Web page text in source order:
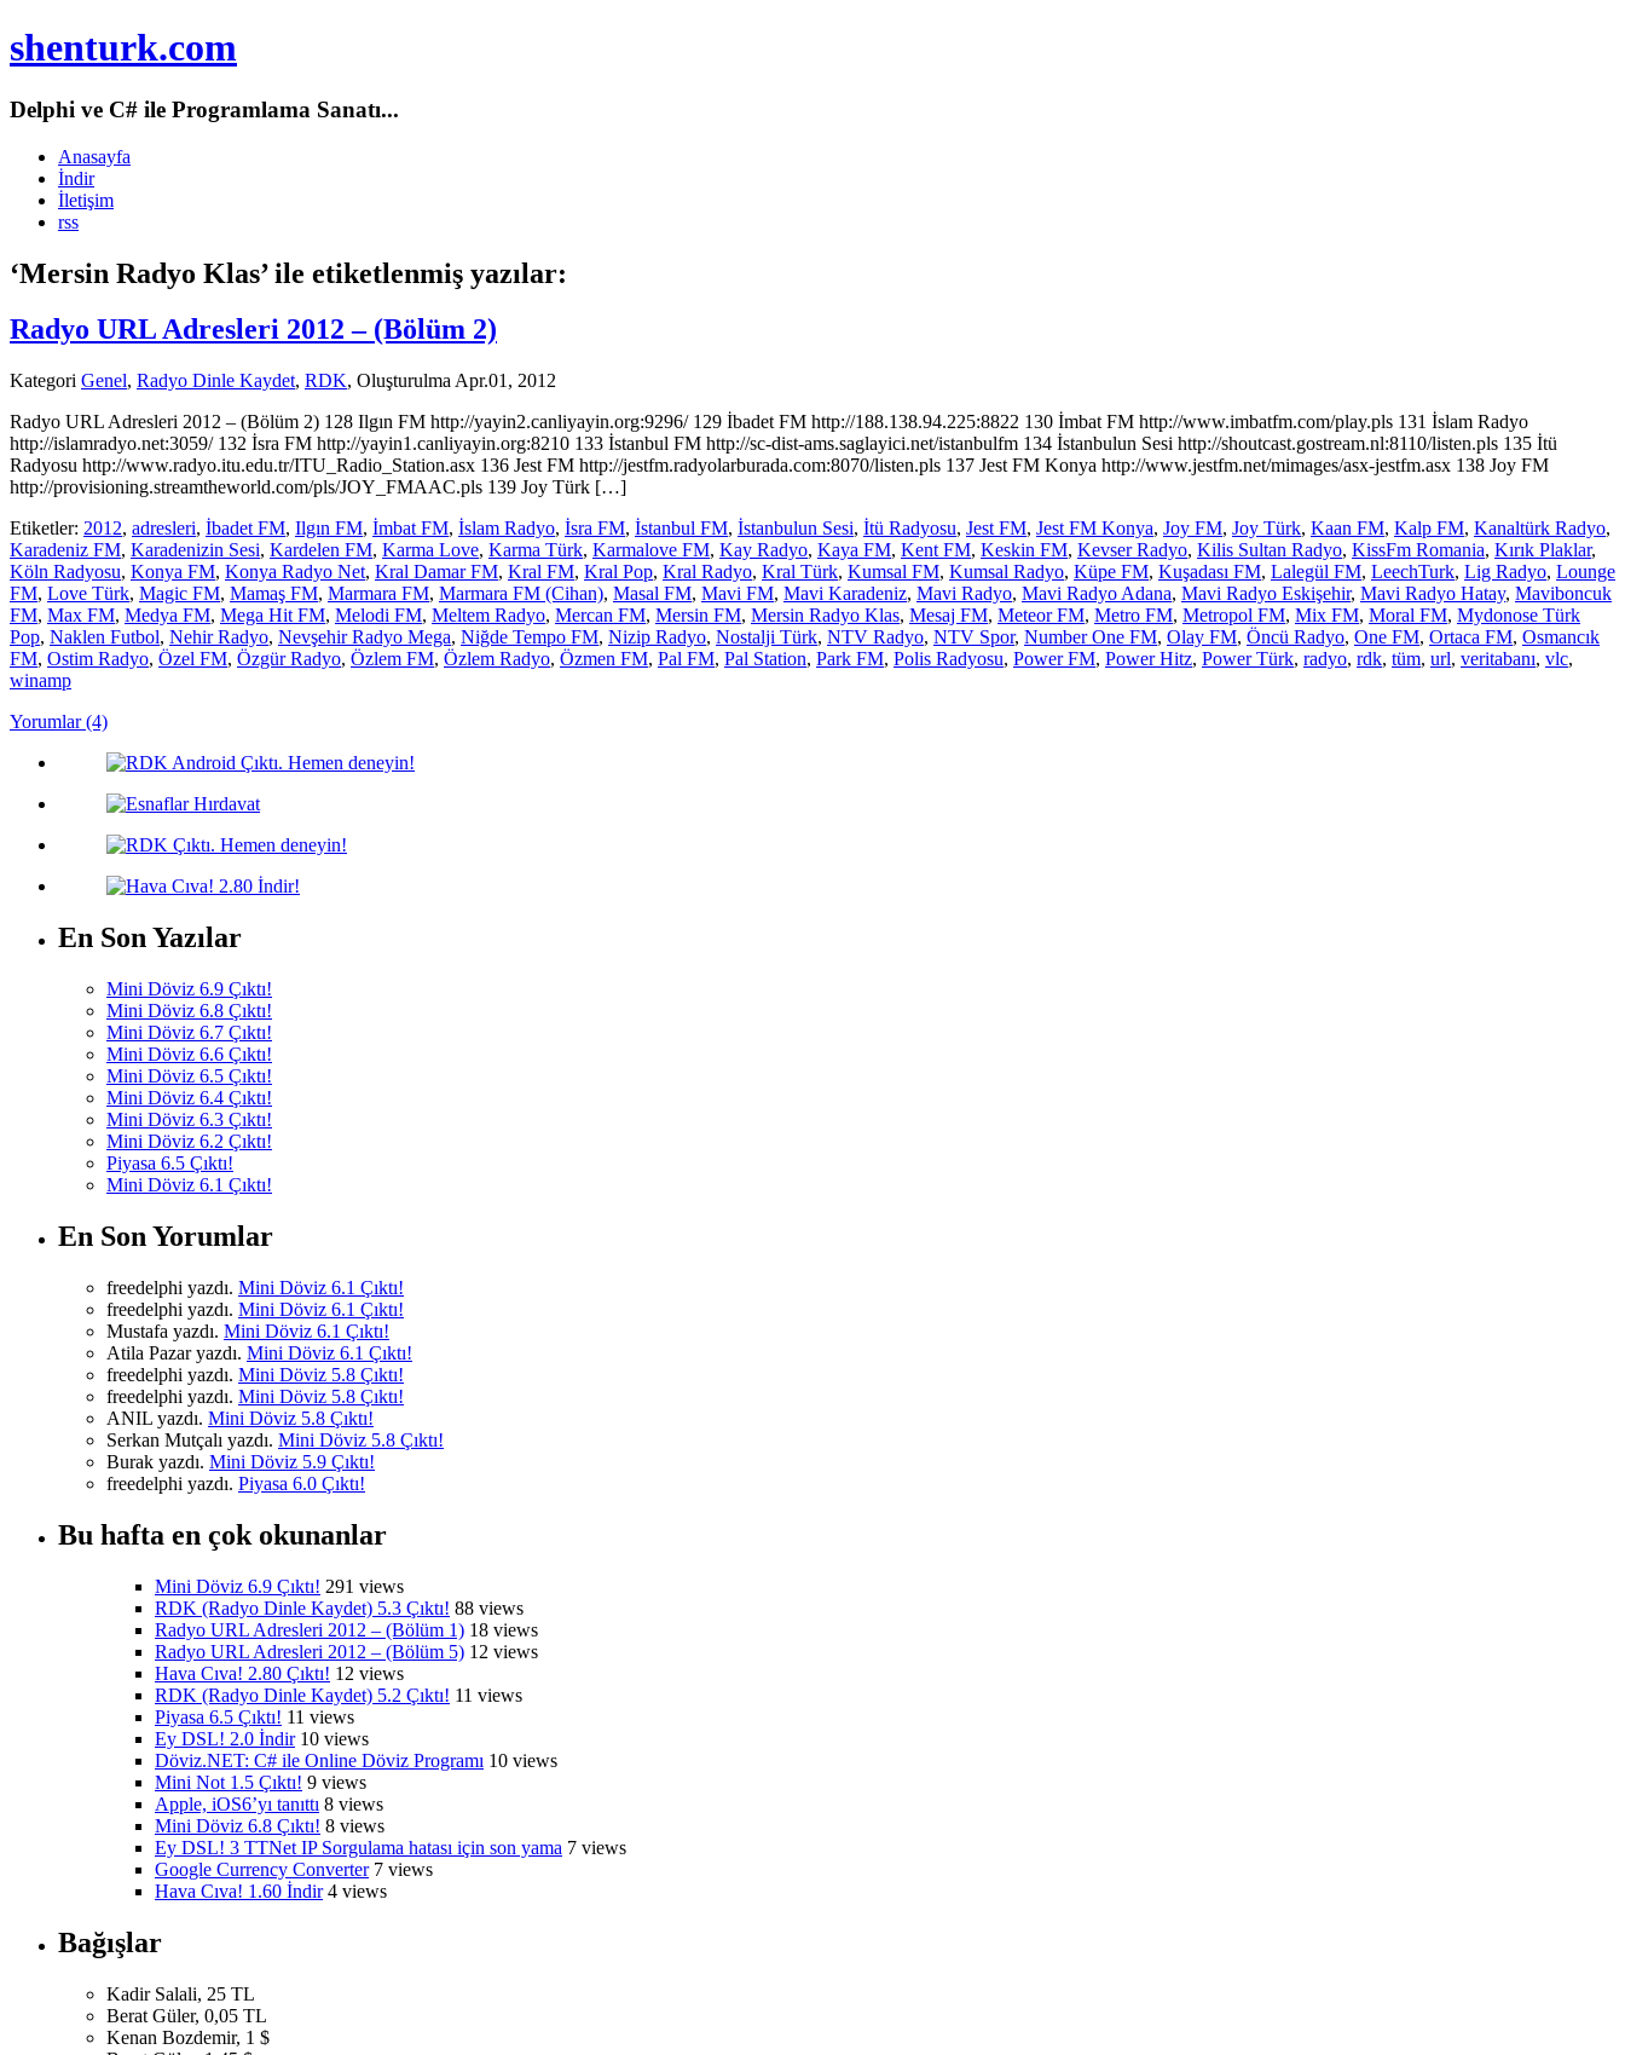
shenturk.com
Delphi ve C# ile Programlama Sanatı...
Anasayfa
İndir
İletişim
rss
‘Mersin Radyo Klas’ ile etiketlenmiş yazılar:
Radyo URL Adresleri 2012 – (Bölüm 2)
Kategori Genel, Radyo Dinle Kaydet, RDK, Oluşturulma Apr.01, 2012
Radyo URL Adresleri 2012 – (Bölüm 2) 128 Ilgın FM http://yayin2.canliyayin.org:9296/ 129 İbadet FM http://188.138.94.225:8822 130 İmbat FM http://www.imbatfm.com/play.pls 131 İslam Radyo
http://islamradyo.net:3059/ 132 İsra FM http://yayin1.canliyayin.org:8210 133 İstanbul FM http://sc-dist-ams.saglayici.net/istanbulfm 134 İstanbulun Sesi http://shoutcast.gostream.nl:8110/listen.pls 135 İtü
Radyosu http://www.radyo.itu.edu.tr/ITU_Radio_Station.asx 136 Jest FM http://jestfm.radyolarburada.com:8070/listen.pls 137 Jest FM Konya http://www.jestfm.net/mimages/asx-jestfm.asx 138 Joy FM
http://provisioning.streamtheworld.com/pls/JOY_FMAAC.pls 139 Joy Türk […]
Etiketler: 2012, adresleri, İbadet FM, Ilgın FM, İmbat FM, İslam Radyo, İsra FM, İstanbul FM, İstanbulun Sesi, İtü Radyosu, Jest FM, Jest FM Konya, Joy FM, Joy Türk, Kaan FM, Kalp FM, Kanaltürk Radyo,
Karadeniz FM, Karadenizin Sesi, Kardelen FM, Karma Love, Karma Türk, Karmalove FM, Kay Radyo, Kaya FM, Kent FM, Keskin FM, Kevser Radyo, Kilis Sultan Radyo, KissFm Romania, Kırık Plaklar,
Köln Radyosu, Konya FM, Konya Radyo Net, Kral Damar FM, Kral FM, Kral Pop, Kral Radyo, Kral Türk, Kumsal FM, Kumsal Radyo, Küpe FM, Kuşadası FM, Lalegül FM, LeechTurk, Lig Radyo, Lounge
FM, Love Türk, Magic FM, Mamaş FM, Marmara FM, Marmara FM (Cihan), Masal FM, Mavi FM, Mavi Karadeniz, Mavi Radyo, Mavi Radyo Adana, Mavi Radyo Eskişehir, Mavi Radyo Hatay, Maviboncuk
FM, Max FM, Medya FM, Mega Hit FM, Melodi FM, Meltem Radyo, Mercan FM, Mersin FM, Mersin Radyo Klas, Mesaj FM, Meteor FM, Metro FM, Metropol FM, Mix FM, Moral FM, Mydonose Türk
Pop, Naklen Futbol, Nehir Radyo, Nevşehir Radyo Mega, Niğde Tempo FM, Nizip Radyo, Nostalji Türk, NTV Radyo, NTV Spor, Number One FM, Olay FM, Öncü Radyo, One FM, Ortaca FM, Osmancık
FM, Ostim Radyo, Özel FM, Özgür Radyo, Özlem FM, Özlem Radyo, Özmen FM, Pal FM, Pal Station, Park FM, Polis Radyosu, Power FM, Power Hitz, Power Türk, radyo, rdk, tüm, url, veritabanı, vlc,
winamp
Yorumlar (4)
En Son Yazılar
Mini Döviz 6.9 Çıktı!
Mini Döviz 6.8 Çıktı!
Mini Döviz 6.7 Çıktı!
Mini Döviz 6.6 Çıktı!
Mini Döviz 6.5 Çıktı!
Mini Döviz 6.4 Çıktı!
Mini Döviz 6.3 Çıktı!
Mini Döviz 6.2 Çıktı!
Piyasa 6.5 Çıktı!
Mini Döviz 6.1 Çıktı!
En Son Yorumlar
freedelphi yazdı. Mini Döviz 6.1 Çıktı!
freedelphi yazdı. Mini Döviz 6.1 Çıktı!
Mustafa yazdı. Mini Döviz 6.1 Çıktı!
Atila Pazar yazdı. Mini Döviz 6.1 Çıktı!
freedelphi yazdı. Mini Döviz 5.8 Çıktı!
freedelphi yazdı. Mini Döviz 5.8 Çıktı!
ANIL yazdı. Mini Döviz 5.8 Çıktı!
Serkan Mutçalı yazdı. Mini Döviz 5.8 Çıktı!
Burak yazdı. Mini Döviz 5.9 Çıktı!
freedelphi yazdı. Piyasa 6.0 Çıktı!
Bu hafta en çok okunanlar
Mini Döviz 6.9 Çıktı! 291 views
RDK (Radyo Dinle Kaydet) 5.3 Çıktı! 88 views
Radyo URL Adresleri 2012 – (Bölüm 1) 18 views
Radyo URL Adresleri 2012 – (Bölüm 5) 12 views
Hava Cıva! 2.80 Çıktı! 12 views
RDK (Radyo Dinle Kaydet) 5.2 Çıktı! 11 views
Piyasa 6.5 Çıktı! 11 views
Ey DSL! 2.0 İndir 10 views
Döviz.NET: C# ile Online Döviz Programı 10 views
Mini Not 1.5 Çıktı! 9 views
Apple, iOS6’yı tanıttı 8 views
Mini Döviz 6.8 Çıktı! 8 views
Ey DSL! 3 TTNet IP Sorgulama hatası için son yama 7 views
Google Currency Converter 7 views
Hava Cıva! 1.60 İndir 4 views
Bağışlar
Kadir Salali, 25 TL
Berat Güler, 0,05 TL
Kenan Bozdemir, 1 $